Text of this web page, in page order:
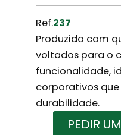
Ref.237
Produzido com
voltados para o
funcionalidade,
corporativos
durabilidade.
PEDIR